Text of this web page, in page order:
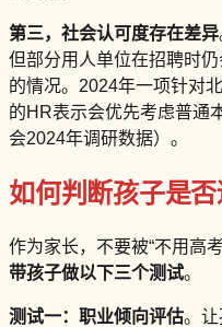
第三，社会认可度存在差异
但部分用人单位在招聘时
的情况。2024年一项针对
的HR表示会优先考虑普通
会2024年调研数据）。
如何判断孩子是
作为家长，不要被“不用高
带孩子做以下三个测试。
测试一：职业倾向评估。让